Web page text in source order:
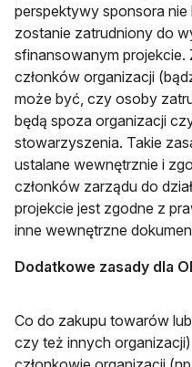
perspektywy sponsora nie
zostanie zatrudniony do
sfinansowanym
członków organizacji
może być, czy osoby
będą spoza organizacji
stowarzyszenia. Takie
ustalane wewnętrznie i
członków zarządu do
projekcie jest zgodne z
inne wewnętrzne
Dodatkowe zasady dla
Co do zakupu towarów
czy też innych